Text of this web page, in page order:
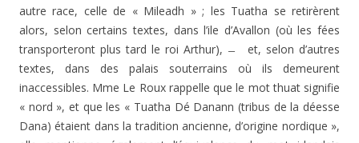
autre race, celle de « Mileadh » ; les Tuatha se retirèrent
alors, selon certains textes, dans l’ile d’Avallon (où les fées
transporteront plus tard le roi Arthur), ̶ et, selon d’autres
textes, dans des palais souterrains où ils demeurent
inaccessibles. Mme Le Roux rappelle que le mot thuat signifie
« nord », et que les « Tuatha Dé Danann (tribus de la déesse
Dana) étaient dans la tradition ancienne, d’origine nordique »,